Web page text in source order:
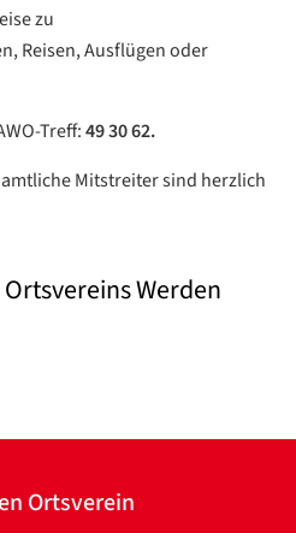
zu
Reisen, Ausflügen oder
Treff:49 30 62.
Mitstreiter sind herzlich
Werden
Ortsverein